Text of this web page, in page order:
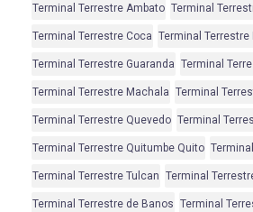
Terminal Terrestre Ambato Terminal
Terminal Terrestre Coca Terminal Terrestre
Terminal Terrestre Guaranda Terminal
Terminal Terrestre Machala Terminal
Terminal Terrestre Quevedo Terminal
Terminal Terrestre Quitumbe Quito
Terminal Terrestre Tulcan Terminal
Terminal Terrestre de Banos Terminal